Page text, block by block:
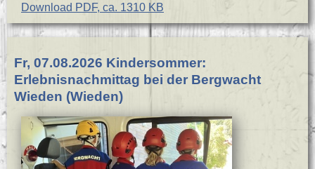
Download PDF, ca. 1310 KB
Fr, 07.08.2026 Kindersommer:
Erlebnisnachmittag bei der Bergwacht
Wieden (Wieden)